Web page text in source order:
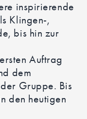
inspirierende
Klingen-,
bis hin zur
Auftrag
dem
Gruppe. Bis
den heutigen